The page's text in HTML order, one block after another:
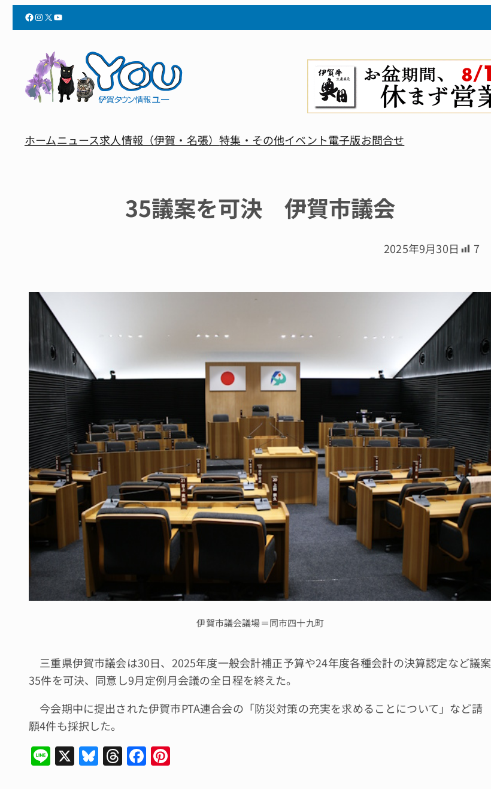
Facebook InstagramX YouTube
ホームニュース求人情報（伊賀・名張）特集・その他イベント電子版お問合せ
35議案を可決 伊賀市議会
2025年9月30日 7
伊賀市議会議場＝同市四十九町
三重県伊賀市議会は30日、2025年度一般会計補正予算や24年度各種会計の決算認定など議案
35件を可決、同意し9月定例月会議の全日程を終えた。
今会期中に提出された伊賀市PTA連合会の「防災対策の充実を求めることについて」など請
願4件も採択した。
Li X Bl T F